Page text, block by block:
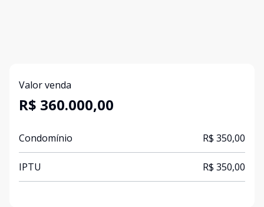
Valor venda
R$ 360.000,00
Condomínio R$ 350,00
IPTU R$ 350,00